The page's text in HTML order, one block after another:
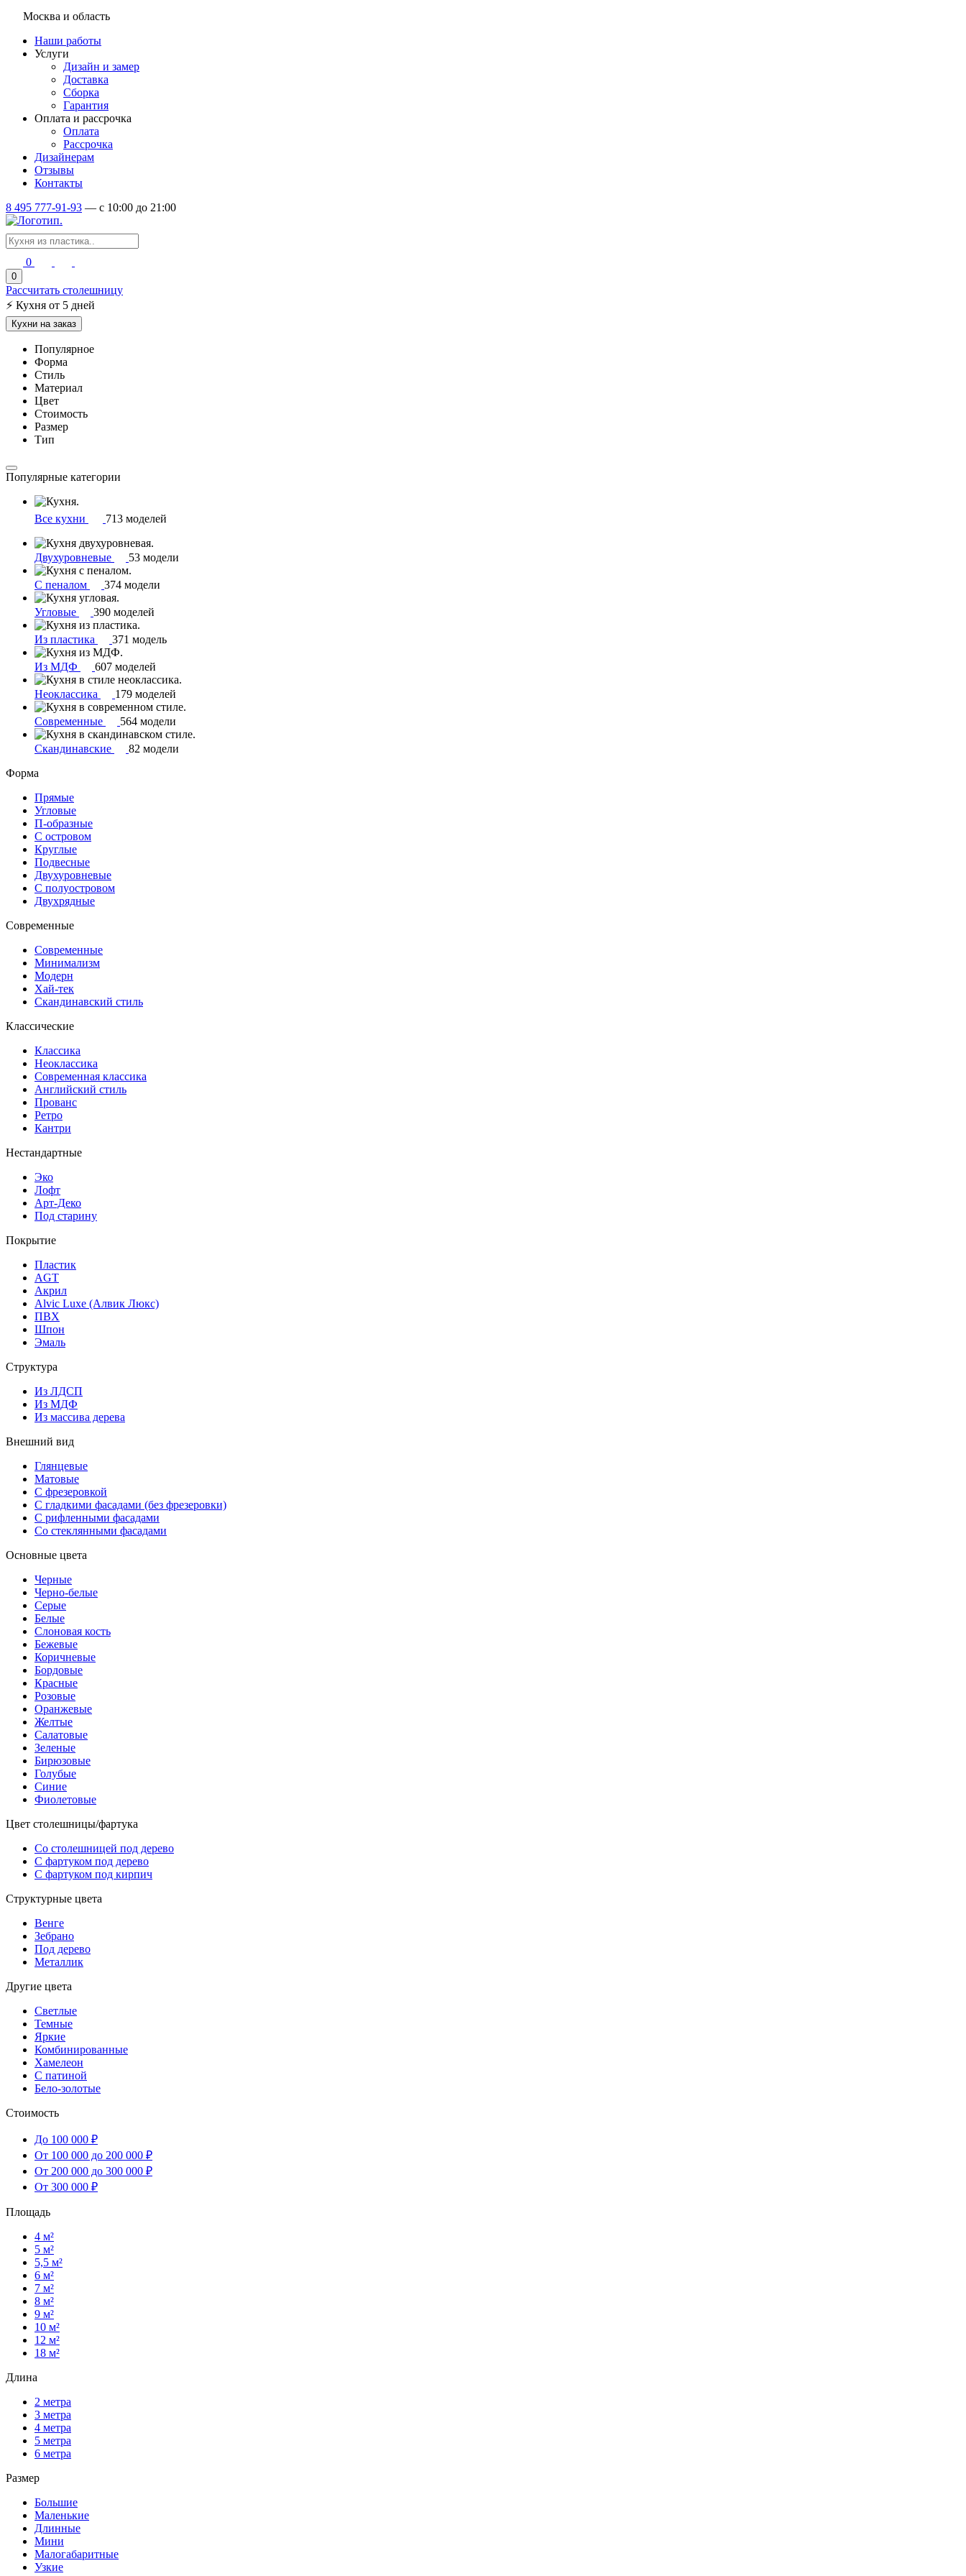
Москва и область
Наши работы
Услуги
Дизайн и замер
Доставка
Сборка
Гарантия
Оплата и рассрочка
Оплата
Рассрочка
Дизайнерам
Отзывы
Контакты
8 495 777-91-93 — c 10:00 до 21:00
0
0
Рассчитать столешницу
⚡ Кухня от 5 дней
Кухни на заказ
Популярное
Форма
Стиль
Материал
Цвет
Стоимость
Размер
Тип
Популярные категории
Все кухни 713 моделей
Двухуровневые 53 модели
С пеналом 374 модели
Угловые 390 моделей
Из пластика 371 модель
Из МДФ 607 моделей
Неоклассика 179 моделей
Современные 564 модели
Скандинавские
82 модели
Форма
Прямые
Угловые
П-образные
С островом
Круглые
Подвесные
Двухуровневые
С полуостровом
Двухрядные
Современные
Современные
Минимализм
Модерн
Хай-тек
Скандинавский стиль
Классические
Классика
Неоклассика
Современная классика
Английский стиль
Прованс
Ретро
Кантри
Нестандартные
Эко
Лофт
Арт-Деко
Под старину
Покрытие
Пластик
AGT
Акрил
Alvic Luxe (Алвик Люкс)
ПВХ
Шпон
Эмаль
Структура
Из ЛДСП
Из МДФ
Из массива дерева
Внешний вид
Глянцевые
Матовые
С фрезеровкой
С гладкими фасадами (без фрезеровки)
С рифленными фасадами
Со стеклянными фасадами
Основные цвета
Черные
Черно-белые
Серые
Белые
Слоновая кость
Бежевые
Коричневые
Бордовые
Красные
Розовые
Оранжевые
Желтые
Салатовые
Зеленые
Бирюзовые
Голубые
Синие
Фиолетовые
Цвет столешницы/фартука
Со столешницей под дерево
С фартуком под дерево
С фартуком под кирпич
Структурные цвета
Венге
Зебрано
Под дерево
Металлик
Другие цвета
Светлые
Темные
Яркие
Комбинированные
Хамелеон
С патиной
Бело-золотые
Стоимость
До 100 000 ₽
От 100 000 до 200 000 ₽
От 200 000 до 300 000 ₽
От 300 000 ₽
Площадь
4 м²
5 м²
5,5 м²
6 м²
7 м²
8 м²
9 м²
10 м²
12 м²
18 м²
Длина
2 метра
3 метра
4 метра
5 метра
6 метра
Размер
Большие
Маленькие
Длинные
Мини
Малогабаритные
Узкие